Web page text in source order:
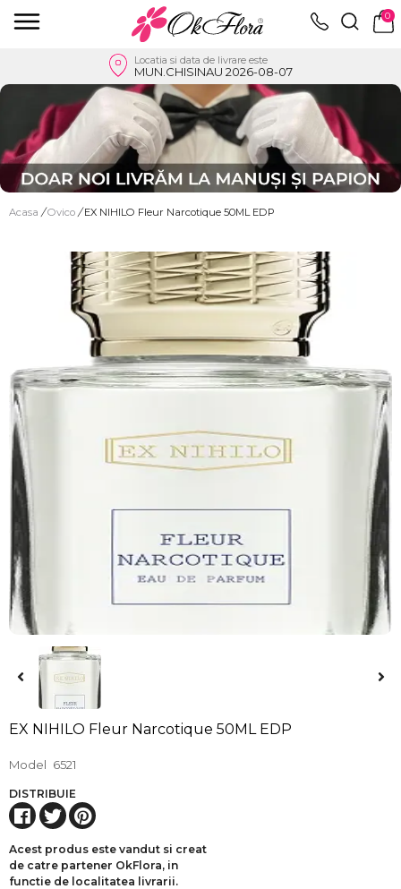
0
Locatia si data de livrare este
MUN.CHISINAU 2026-08-07
Acasa / Ovico / EX NIHILO Fleur Narcotique 50ML EDP
EX NIHILO Fleur Narcotique 50ML EDP
Model 6521
DISTRIBUIE
Acest produs este vandut si creat
de catre partener OkFlora, in
functie de localitatea livrarii.